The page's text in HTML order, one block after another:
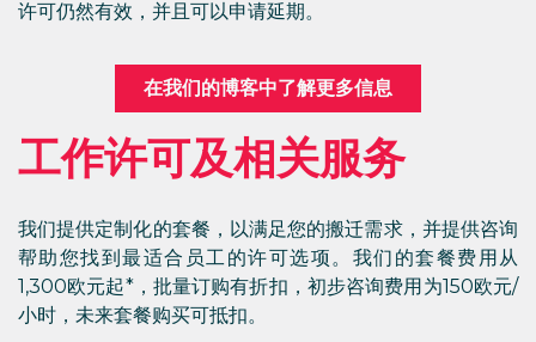
许可仍然有效，并且可以申请延期。
在我们的博客中了解更多信息
工作许可及相关服务
我们提供定制化的套餐，以满足您的搬迁需求，并提供咨询
帮助您找到最适合员工的许可选项。我们的套餐费用从
1,300欧元起*，批量订购有折扣，初步咨询费用为150欧元/
小时，未来套餐购买可抵扣。